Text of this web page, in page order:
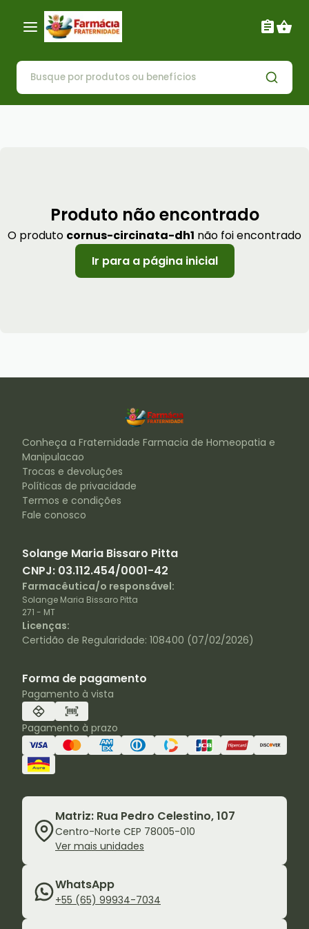
Produto não encontrado
O produto cornus-circinata-dh1 não foi encontrado
Ir para a página inicial
Conheça a Fraternidade Farmacia de Homeopatia e
Manipulacao
Trocas e devoluções
Políticas de privacidade
Termos e condições
Fale conosco
Solange Maria Bissaro Pitta
CNPJ: 03.112.454/0001-42
Farmacêutica/o responsável:
Solange Maria Bissaro Pitta
271 - MT
Licenças:
Certidão de Regularidade: 108400 (07/02/2026)
Forma de pagamento
Pagamento à vista
Pagamento à prazo
Matriz: Rua Pedro Celestino, 107
Centro-Norte CEP 78005-010
Ver mais unidades
WhatsApp
+55 (65) 99934-7034